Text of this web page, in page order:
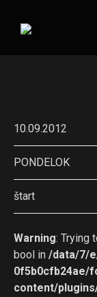
10.09.2012
PONDELOK
štart
Warning: Trying
bool in /data/7/
0f5b0cfb24ae/
content/